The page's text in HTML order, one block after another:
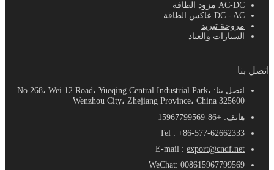
AC-DC مزود الطاقة
DC - AC عاكس الطاقة
مروحة تبريد
السيارات والعتاد
اتصل بنا
اتصل بنا: No.268، Wei 12 Road، Yueqing Central Industrial Park،
Wenzhou City، Zhejiang Province، China 325600
هاتف: +86-15967799569
Tel : +86-577-62662333
E-mail : export@cndf.net
WeChat: 008615967799569